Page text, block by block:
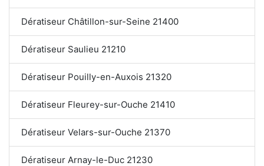
Dératiseur Châtillon-sur-Seine 21400
Dératiseur Saulieu 21210
Dératiseur Pouilly-en-Auxois 21320
Dératiseur Fleurey-sur-Ouche 21410
Dératiseur Velars-sur-Ouche 21370
Dératiseur Arnay-le-Duc 21230